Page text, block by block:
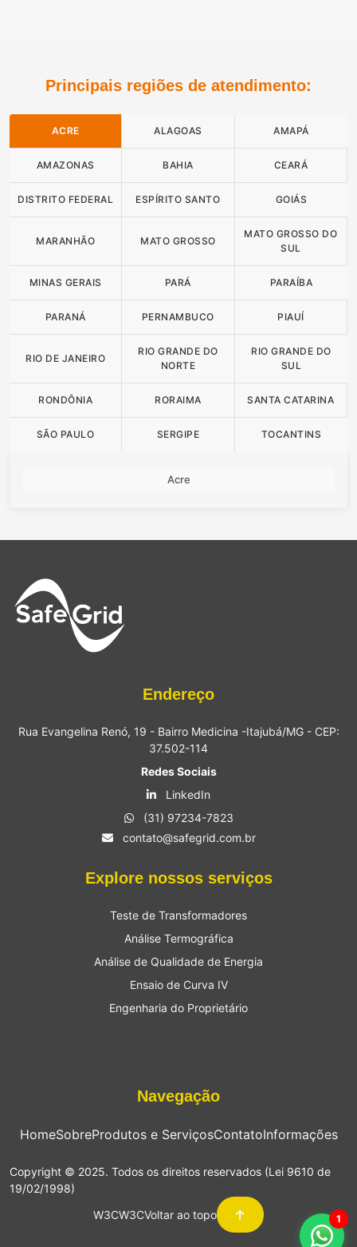
Principais regiões de atendimento:
ACRE ALAGOAS AMAPÁ
AMAZONAS BAHIA CEARÁ
DISTRITO FEDERAL ESPÍRITO SANTO GOIÁS
MARANHÃO MATO GROSSO
MATO GROSSO DO
SUL
MINAS GERAIS PARÁ PARAÍBA
PARANÁ PERNAMBUCO PIAUÍ
RIO DE JANEIRO
RIO GRANDE DO
NORTE
RIO GRANDE DO
SUL
RONDÔNIA RORAIMA SANTA CATARINA
SÃO PAULO SERGIPE TOCANTINS
Acre
Endereço
Rua Evangelina Renó, 19 - Bairro Medicina -Itajubá/MG - CEP:
37.502-114
Redes Sociais
LinkedIn
(31) 97234-7823
contato@safegrid.com.br
Explore nossos serviços
Teste de Transformadores
Análise Termográfica
Análise de Qualidade de Energia
Ensaio de Curva IV
Engenharia do Proprietário
Navegação
HomeSobreProdutos e ServiçosContatoInformações
Copyright © 2025. Todos os direitos reservados (Lei 9610 de
19/02/1998)
W3CW3CVoltar ao topo 1